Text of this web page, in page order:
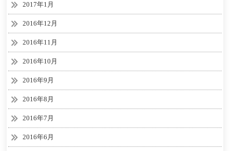
2017年1月
2016年12月
2016年11月
2016年10月
2016年9月
2016年8月
2016年7月
2016年6月